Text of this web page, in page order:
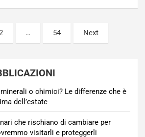
… 54 Next
o chimici? Le differenze che è
dell’estate
che rischiano di cambiare per
visitarli e proteggerli